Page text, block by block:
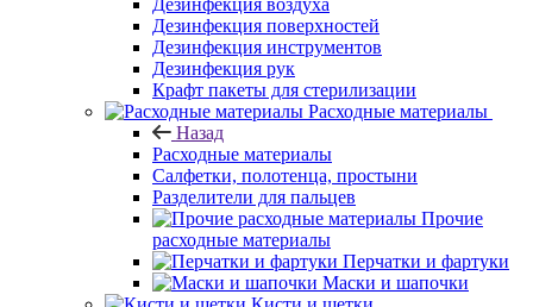
Дезинфекция воздуха
Дезинфекция поверхностей
Дезинфекция инструментов
Дезинфекция рук
Крафт пакеты для стерилизации
Расходные материалы
Назад
Расходные материалы
Салфетки, полотенца, простыни
Разделители для пальцев
Прочие
расходные материалы
Перчатки и фартуки
Маски и шапочки